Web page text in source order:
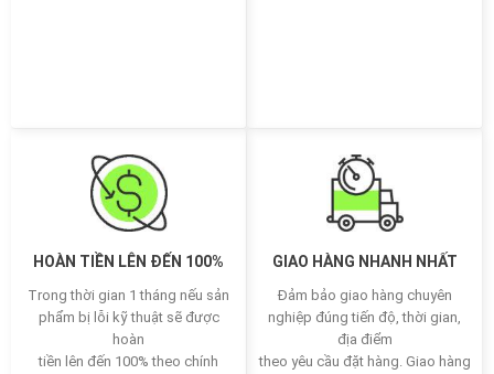
HOÀN TIỀN LÊN ĐẾN 100%
Trong thời gian 1 tháng nếu sản
phẩm bị lỗi kỹ thuật sẽ được
hoàn
tiền lên đến 100% theo chính
GIAO HÀNG NHANH NHẤT
Đảm bảo giao hàng chuyên
nghiệp đúng tiến độ, thời gian,
địa điểm
theo yêu cầu đặt hàng. Giao hàng